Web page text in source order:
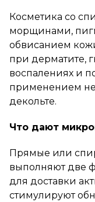
Косметика со
морщинами,
обвисанием
при дерматите,
воспалениях и
применением
декольте.
Что дают
Прямые или
выполняют две
для доставки
стимулируют